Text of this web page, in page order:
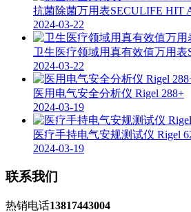
抗菌除菌万用表SECULIFE HIT
2024-03-22
卫生医疗领域用真有效值万用表
2024-03-22
医用电气安全分析仪 Rigel 288+
2024-03-19
医疗手持电气安规测试仪 Rigel
2024-03-19
联系我们
热销电话13817443004